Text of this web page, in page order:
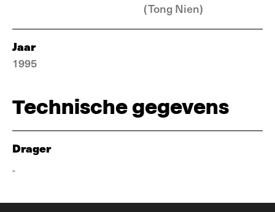
(Tong Nien)
Jaar
1995
Technische gegevens
Drager
-